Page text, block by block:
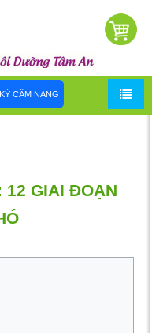
CẨM NANG
12 GIAI ĐOẠN